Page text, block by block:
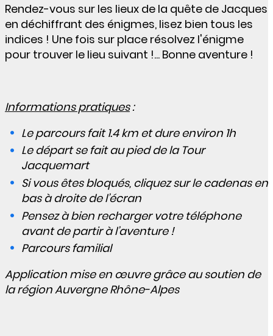
Rendez-vous sur les lieux de la quête de Jacques
en déchiffrant des énigmes, lisez bien tous les
indices ! Une fois sur place résolvez l'énigme
pour trouver le lieu suivant !... Bonne aventure !
Informations pratiques:
Le parcours fait 1.4 km et dure environ 1h
Le départ se fait au pied de la Tour
Jacquemart
Si vous êtes bloqués, cliquez sur le cadenas en
bas à droite de l’écran
Pensez à bien recharger votre téléphone
avant de partir à l’aventure !
Parcours familial
Application mise en œuvre grâce au soutien de
la région Auvergne Rhône-Alpes